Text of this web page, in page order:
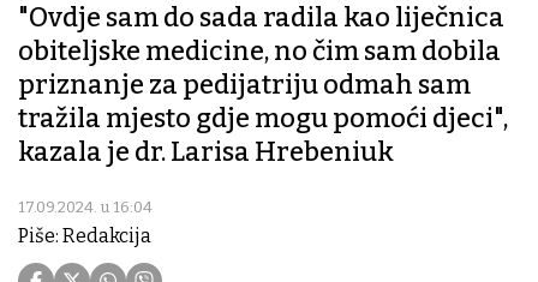
"Ovdje sam do sada radila kao liječnica
obiteljske medicine, no čim sam dobila
priznanje za pedijatriju odmah sam
tražila mjesto gdje mogu pomoći djeci",
kazala je dr. Larisa Hrebeniuk
17.09.2024. u 16:04
Piše: Redakcija